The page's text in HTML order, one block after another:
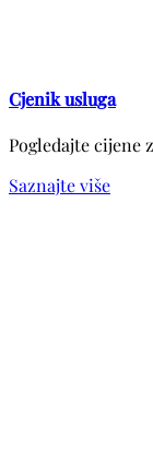
Cjenik usluga
Pogledajte cijene
Saznajte više